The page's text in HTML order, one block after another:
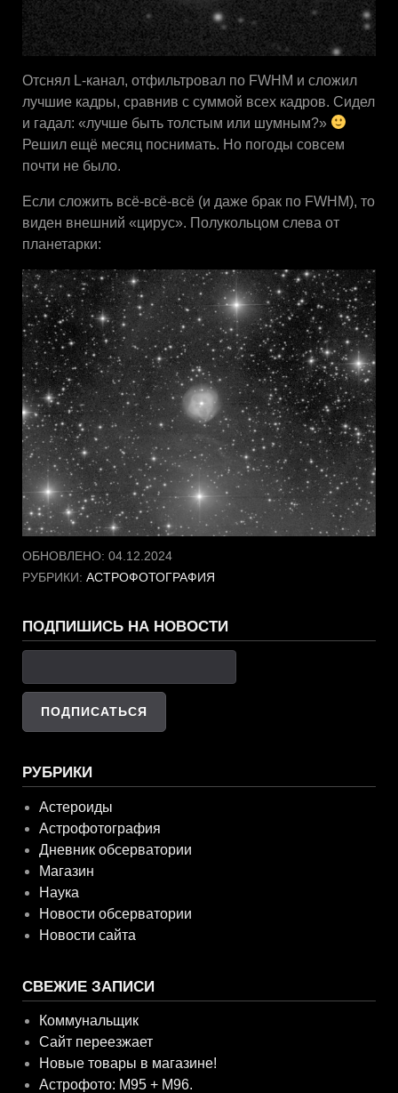
Отснял L-канал, отфильтровал по FWHM и сложил
лучшие кадры, сравнив с суммой всех кадров. Сидел
и гадал: «лучше быть толстым или шумным?»
Решил ещё месяц поснимать. Но погоды совсем
почти не было.
Если сложить всё-всё-всё (и даже брак по FWHM), то
виден внешний «цирус». Полукольцом слева от
планетарки:
ОБНОВЛЕНО: 04.12.2024
РУБРИКИ: АСТРОФОТОГРАФИЯ
ПОДПИШИСЬ НА НОВОСТИ
РУБРИКИ
Астероиды
Астрофотография
Дневник обсерватории
Магазин
Наука
Новости обсерватории
Новости сайта
СВЕЖИЕ ЗАПИСИ
Коммунальщик
Сайт переезжает
Новые товары в магазине!
Астрофото: M95 + M96.